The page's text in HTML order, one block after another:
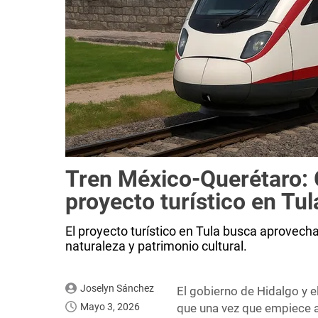
Tren México-Querétaro:
proyecto turístico en
El proyecto turístico en Tula busca
naturaleza y patrimonio cultural.
Joselyn Sánchez
Mayo 3, 2026
El gobierno de Hidalgo y
que una vez que